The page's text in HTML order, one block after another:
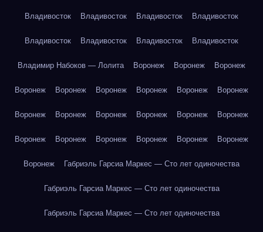
Владивосток Владивосток Владивосток Владивосток
Владивосток Владивосток Владивосток Владивосток
Владимир Набоков — Лолита Воронеж Воронеж Воронеж
Воронеж Воронеж Воронеж Воронеж Воронеж Воронеж
Воронеж Воронеж Воронеж Воронеж Воронеж Воронеж
Воронеж Воронеж Воронеж Воронеж Воронеж Воронеж
Воронеж Габриэль Гарсиа Маркес — Сто лет одиночества
Габриэль Гарсиа Маркес — Сто лет одиночества
Габриэль Гарсиа Маркес — Сто лет одиночества